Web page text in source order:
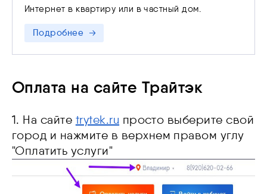
устранения нарушений на основании п. 3 ст. 44
связи»
Интернет в квартиру или в частный дом.
Подробнее
Оплата на сайте Трайтэк
1. На сайте trytek.ru просто выберите свой
город и нажмите в верхнем правом углу
"Оплатить услуги"